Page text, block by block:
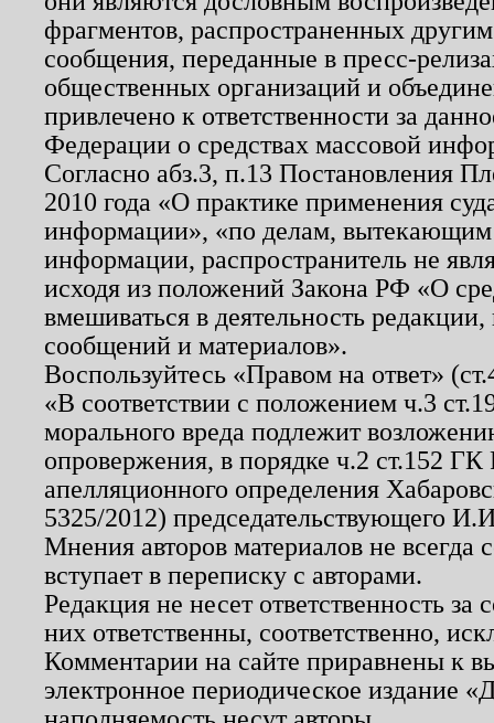
фрагментов, распространенных
сообщения, переданные в пресс-
общественных организаций и
привлечено к ответственности за
Федерации о средствах массовой
Согласно абз.3, п.13 Постановления
2010 года «О практике применения
информации», «по делам, вытекающим
информации, распространитель не
исходя из положений Закона РФ «О
вмешиваться в деятельность
сообщений и материалов».
Воспользуйтесь «Правом на ответ»
«В соответствии с положением ч.3
морального вреда подлежит
опровержения, в порядке ч.2 ст.152
апелляционного определения
5325/2012) председательствующего
Мнения авторов материалов не
вступает в переписку с авторами.
Редакция не несет ответственность
них ответственны, соответственно,
Комментарии на сайте приравнены к
электронное периодическое издание